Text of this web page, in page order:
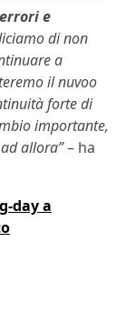
e
di non
a
il nuvoo
forte di
importante,
allora”– ha
day a